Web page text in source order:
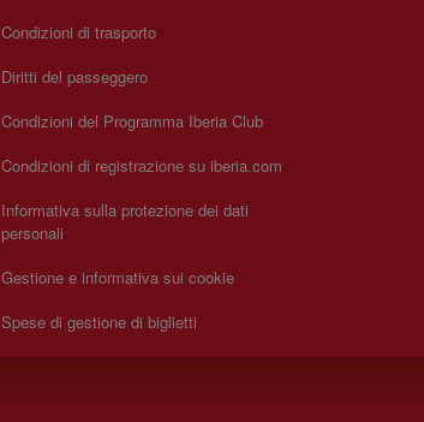
Condizioni di trasporto
Diritti del passeggero
Condizioni del Programma Iberia Club
Condizioni di registrazione su iberia.com
Informativa sulla protezione dei dati
personali
Gestione e informativa sui cookie
Spese di gestione di biglietti